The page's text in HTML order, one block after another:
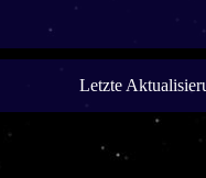
Letzte